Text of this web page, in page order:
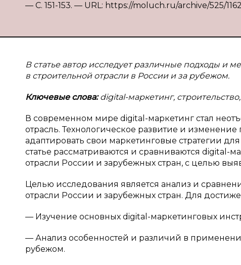
— С. 151-153. — URL: https://moluch.ru/archive/525/
В статье автор исследует различные подходы и
в строительной отрасли в России и за рубежом.
Ключевые слова:digital-маркетинг,
В современном мире digital-маркетинг стал
отрасль. Технологическое развитие и
адаптировать свои маркетинговые стратегии
статье рассматриваются и сравниваются digital-
отрасли России и зарубежных стран, с целью
Целью исследования является анализ и
отрасли России и зарубежных стран. Для
— Изучение основных digital-маркетинговых
— Анализ особенностей и различий в
рубежом.